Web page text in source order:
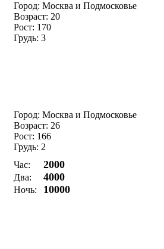
Город: Москва и Подмосковье
Возраст: 20
Рост: 170
Грудь: 3
Город: Москва и Подмосковье
Возраст: 26
Рост: 166
Грудь: 2
Час:
2000
Два: 4000
Ночь: 10000